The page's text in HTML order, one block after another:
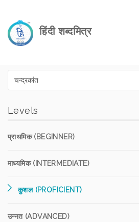
हिंदी शब्दमित्र
Levels
प्राथमिक (BEGINNER)
माध्यमिक (INTERMEDIATE)
कुशल (PROFICIENT)
उन्नत (ADVANCED)